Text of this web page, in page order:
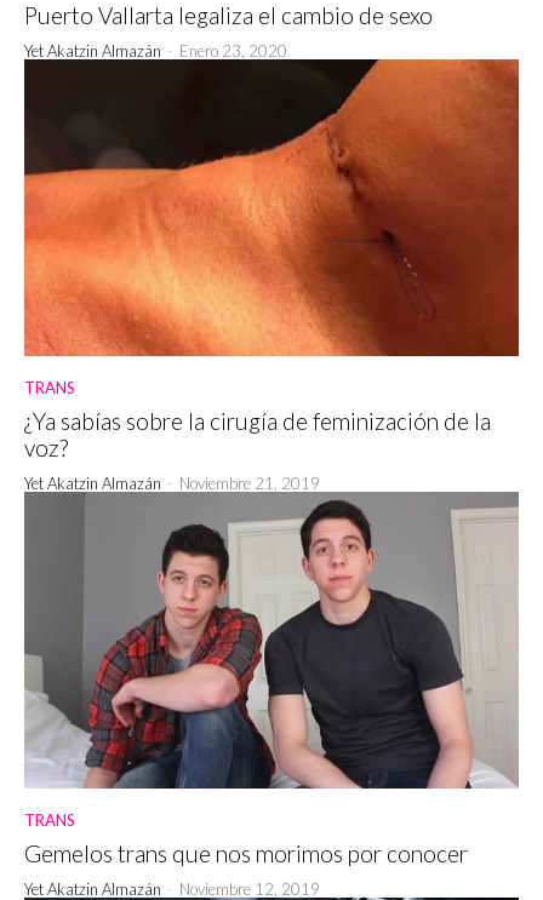
Puerto Vallarta legaliza el cambio de sexo
Yet Akatzin Almazán - Enero 23, 2020
TRANS
¿Ya sabías sobre la cirugía de feminización de la
voz?
Yet Akatzin Almazán - Noviembre 21, 2019
TRANS
Gemelos trans que nos morimos por conocer
Yet Akatzin Almazán - Noviembre 12, 2019